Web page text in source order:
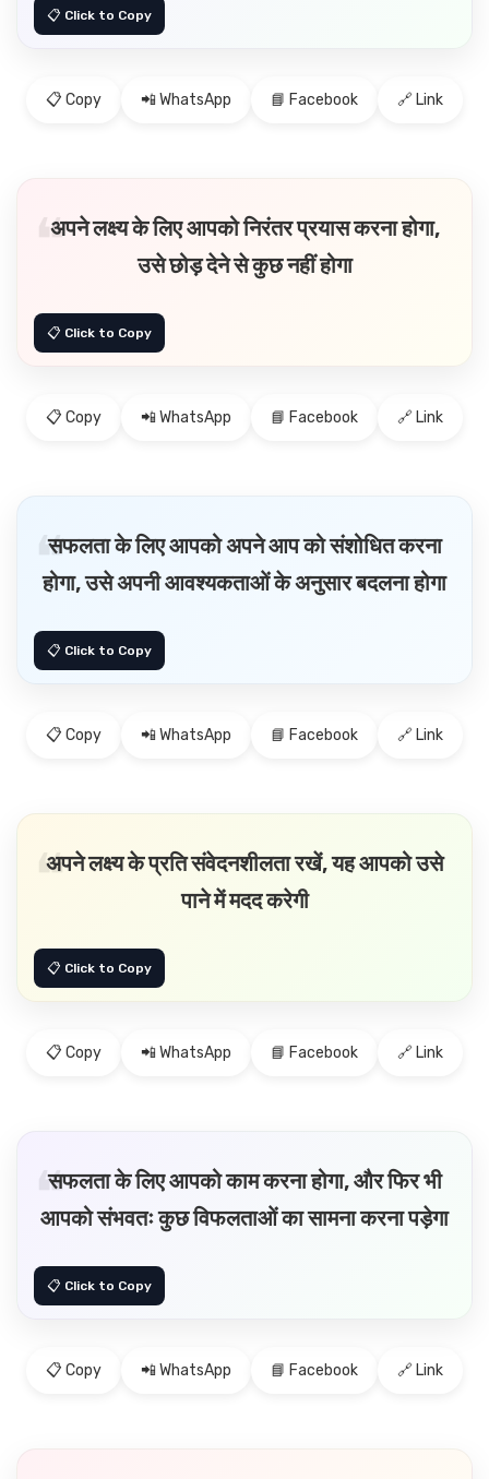
📋 Copy 📲 WhatsApp 📘 Facebook 🔗 Link
अपने लक्ष्य के लिए आपको निरंतर प्रयास करना होगा,
उसे छोड़ देने से कुछ नहीं होगा
📋 Copy 📲 WhatsApp 📘 Facebook 🔗 Link
सफलता के लिए आपको अपने आप को संशोधित करना
होगा, उसे अपनी आवश्यकताओं के अनुसार बदलना होगा
📋 Copy 📲 WhatsApp 📘 Facebook 🔗 Link
अपने लक्ष्य के प्रति संवेदनशीलता रखें, यह आपको उसे
पाने में मदद करेगी
📋 Copy 📲 WhatsApp 📘 Facebook 🔗 Link
सफलता के लिए आपको काम करना होगा, और फिर भी
आपको संभवतः कुछ विफलताओं का सामना करना पड़ेगा
📋 Copy 📲 WhatsApp 📘 Facebook 🔗 Link